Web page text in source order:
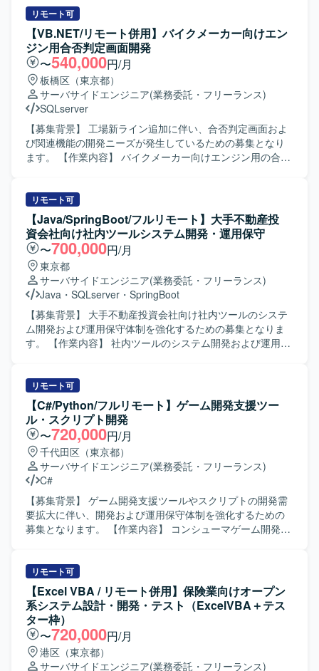
リモート可
【VB.NET/リモート併用】バイクメーカー向けエン
ジン用合否判定画面開発
〜540,000円/月
板橋区（東京都）
サーバサイドエンジニア(業務委託・フリーランス)
SQLserver
【募集背景】 工場新ライン追加に伴い、合否判定画面およ
び関連機能の開発ニーズが発生しているための募集となり
ます。 【作業内容】 バイクメーカー向けエンジン用の合否
向け汎用機システムと同様の合否判定機能の追加対応を担
当していただきます。基本設計からリリースまで一連の工
程をお任せいたします。 【求める人物像】 関係者と円滑に
コミュニケーションを取りながら、自走して業務を進めら
れる方を求めております。仕様や要件の変化にも柔軟に対
応し、主体的に課題解決に取り組んでいただける方が望ま
しいです。 【ポジションの魅力】 工場新ライン立ち上げに
関わるシステム開発に携わることができ、現場業務に直結
する合否判定機能の開発経験を積むことができます。同一
顧客内での継続的な参画の可能性もあり、中長期的な案件
参画やドメイン知識の蓄積が期待できます。 【開発環境】
リモート可
【Java/SpringBoot/フルリモート】大手不動産投
資会社向け社内ツールシステム開発・運用保守
〜700,000円/月
東京都
サーバサイドエンジニア(業務委託・フリーランス)
Java ・ SQLserver ・ SpringBoot
【募集背景】 大手不動産投資会社向け社内ツールのシステ
ム開発および運用保守体制を強化するための募集となりま
す。 【作業内容】 社内ツールのシステム開発および運用保
フォーマンス監視、異常発生時の対応、バージョンアップ
対応などを行っていただきます。また、関連システムのデ
ータ移行対応にも携わっていただきます。リーダーのサポ
ートポジションとして、状況に応じて主体的に動いていた
だきます。 【求める人物像】 基本設計以降の工程を自走し
て遂行できる方を求めております。チームメンバーやリー
ダーと連携しながらも、自ら課題を発見し主体的に対応で
きる方、コミュニケーションを取りながら柔軟に業務を進
められる方にマッチするポジションです。 【ポジションの
魅力】 大手企業向けシステムの開発から運用保守まで一貫
して関わることができ、改善開発やバージョンアップ対応
まで幅広い経験を積むことができます。 【開発環境】
Java、SpringBoot、SQLを用いたWebシステムの開発環境
となります。一部でPythonを利用したシステムも存在して
おり、スキルに応じて担当いただく可能性があります。
リモート可
【C#/Python/フルリモート】ゲーム開発支援ツー
ル・スクリプト開発
〜720,000円/月
千代田区（東京都）
サーバサイドエンジニア(業務委託・フリーランス)
C#
【募集背景】 ゲーム開発支援ツールやスクリプトの開発需
要拡大に伴い、開発および運用保守体制を強化するための
募集となります。 【作業内容】 コンシューマゲーム開発環
いて、開発フローを支援するための機能追加や改善を実施
いたします。また、コンシューマゲーム開発環境の運用保
守サポートとして、担当ツールやジョブの不具合調査や修
正対応のサポートも行っていただきます。 【求める人物
像】 ゲーム開発を支える開発環境やツール開発に意欲的に
取り組める方を求めております。開発フローの効率化や自
動化に関心を持ち、主体的に改善提案を行っていただける
リモート可
【Excel VBA / リモート併用】保険業向けオープン
系システム設計・開発・テスト（ExcelVBA＋テス
ター枠）
〜720,000円/月
港区（東京都）
サーバサイドエンジニア(業務委託・フリーランス)